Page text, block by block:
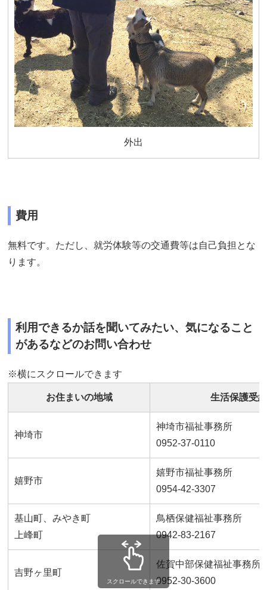
外出
費用
無料です。ただし、就労体験等の交通費等は自己負担とな
ります。
利用できるか話を聞いてみたい、気になること
があるなどのお問い合わせ
※横にスクロールできます
お住まいの地域 生活保護受
神埼市
神埼市福祉事務所
0952-37-0110
嬉野市
嬉野市福祉事務所
0954-42-3307
基山町、みやき町
上峰町
鳥栖保健福祉事務所
0942-83-2167
吉野ヶ里町
佐賀中部保健福祉事務所
0952-30-3600
スクロールできます